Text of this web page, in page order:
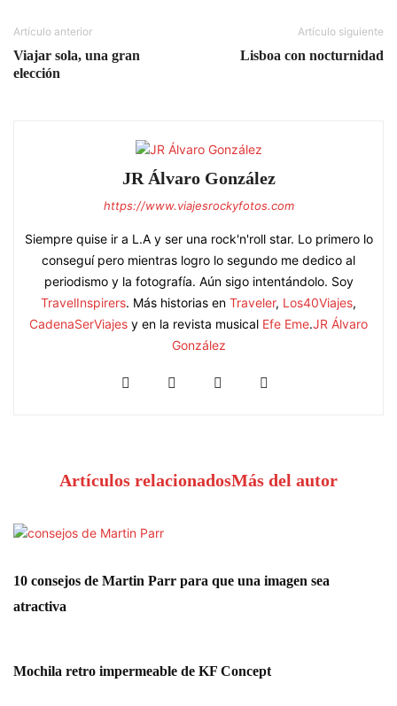
Artículo anterior
Viajar sola, una gran
elección
Artículo siguiente
Lisboa con nocturnidad
JR Álvaro González
https://www.viajesrockyfotos.com
Siempre quise ir a L.A y ser una rock'n'roll star. Lo primero lo
conseguí pero mientras logro lo segundo me dedico al
periodismo y la fotografía. Aún sigo intentándolo. Soy
TravelInspirers. Más historias en Traveler, Los40Viajes,
CadenaSerViajes y en la revista musical Efe Eme.JR Álvaro
González
Artículos relacionadosMás del autor
10 consejos de Martin Parr para que una imagen sea
atractiva
Mochila retro impermeable de KF Concept